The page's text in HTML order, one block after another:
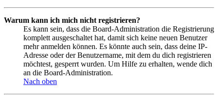
Warum kann ich mich nicht registrieren?
Es kann sein, dass die Board-Administration die Registrierung
komplett ausgeschaltet hat, damit sich keine neuen Benutzer
mehr anmelden können. Es könnte auch sein, dass deine IP-
Adresse oder der Benutzername, mit dem du dich registrieren
möchtest, gesperrt wurden. Um Hilfe zu erhalten, wende dich
an die Board-Administration.
Nach oben